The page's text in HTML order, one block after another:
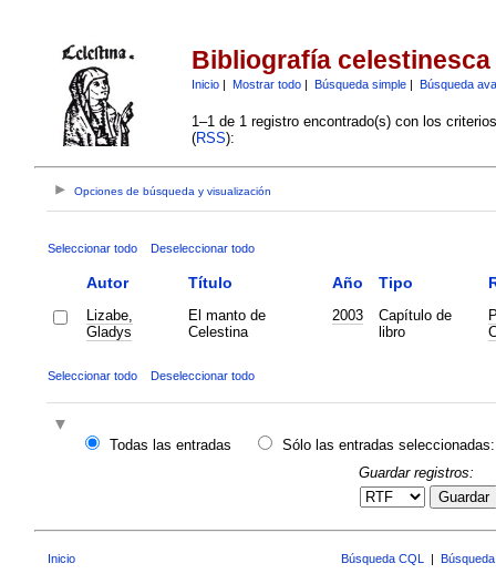
Bibliografía celestinesca
Inicio| Mostrar todo| Búsqueda simple| Búsqueda
1–1 de 1 registro encontrado(s) con los
(RSS):
Opciones de búsqueda y visualización
Seleccionar todo Deseleccionar todo
Autor Título Año Tipo
Lizabe,
Gladys
El manto de
Celestina
2003
Capítulo de
libro
Seleccionar todo Deseleccionar todo
Todas las entradas
Sólo las entradas seleccionadas:
Guardar registros:
Guardar
Inicio Búsqueda CQL